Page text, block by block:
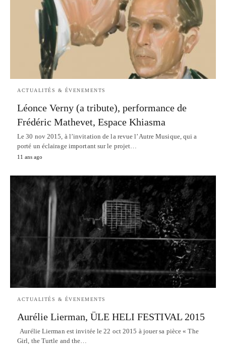
ACTUALITÉS & ÉVENEMENTS
Léonce Verny (a tribute), performance de
Frédéric Mathevet, Espace Khiasma
Le 30 nov 2015, à l’invitation de la revue l’Autre Musique, qui a
porté un éclairage important sur le projet…
11 ans ago
ACTUALITÉS & ÉVENEMENTS
Aurélie Lierman, ÜLE HELI FESTIVAL 2015
Aurélie Lierman est invitée le 22 oct 2015 à jouer sa pièce « The
Girl, the Turtle and the…